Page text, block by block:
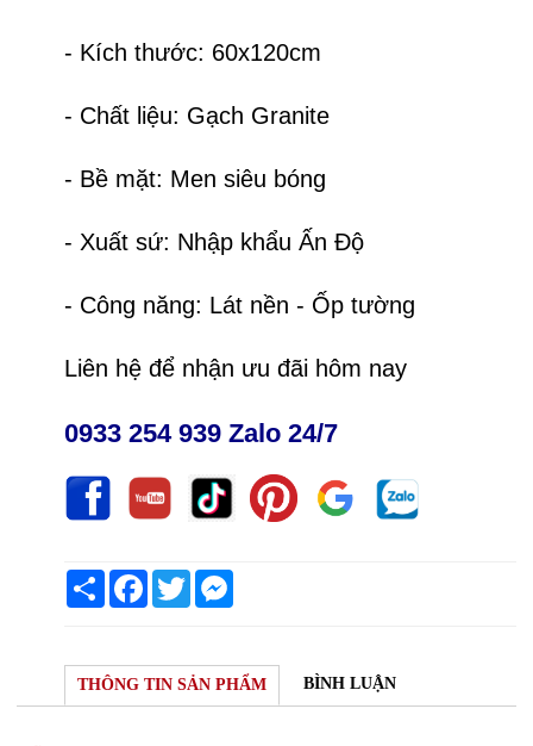
- Kích thước: 60x120cm
- Chất liệu: Gạch Granite
- Bề mặt: Men siêu bóng
- Xuất sứ: Nhập khẩu Ấn Độ
- Công năng: Lát nền - Ốp tường
Liên hệ để nhận ưu đãi hôm nay
0933 254 939 Zalo 24/7
Share Facebook
Twitter
THÔNG TIN SẢN PHẨM BÌNH LUẬN